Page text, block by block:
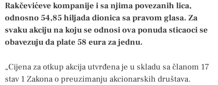
Rakčevićeve kompanije i sa njima povezanih lica,
odnosno 54,85 hiljada dionica sa pravom glasa. Za
svaku akciju na koju se odnosi ova ponuda sticaoci se
obavezuju da plate 58 eura za jednu.
„Cijena za otkup akcija utvrđena je u skladu sa članom 17
stav 1 Zakona o preuzimanju akcionarskih društava.